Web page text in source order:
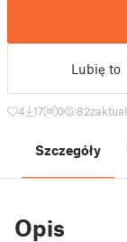
Lubię to
4 17 0 82
Szczegóły
Opis